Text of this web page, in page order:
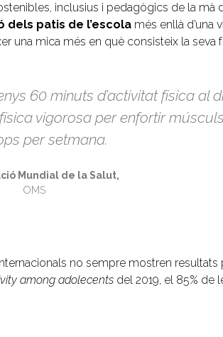
inclusius i pedagògics de la mà
dels patis de l’escola més enllà d’una
una mica més en què consisteix la seva
60 minuts d’activitat física al
vigorosa per enfortir
per setmana.
Mundial de la Salut,
OMS
no sempre mostren resultats
among adolecents del 2019, el 85% de